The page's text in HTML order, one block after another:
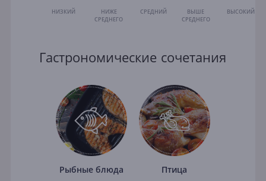
НИЗКИЙ
НИЖЕ
СРЕДНЕГО
СРЕДНИЙ
ВЫШЕ
СРЕДНЕГО
ВЫСОКИЙ
Гастрономические сочетания
Рыбные блюда Птица